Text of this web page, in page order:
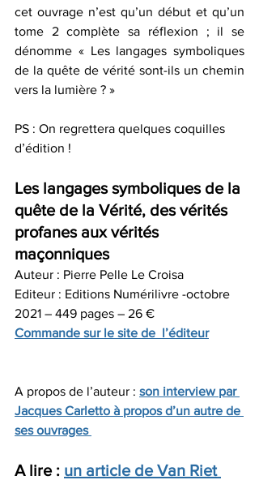
cet ouvrage n’est qu’un début et qu’un
tome 2 complète sa réflexion ; il se
dénomme « Les langages symboliques
de la quête de vérité sont-ils un chemin
vers la lumière ? »
PS : On regrettera quelques coquilles
d’édition !
Les langages symboliques de la
quête de la Vérité, des vérités
profanes aux vérités
maçonniques
Auteur : Pierre Pelle Le Croisa
Editeur : Editions Numérilivre -octobre
2021 – 449 pages – 26 €
Commande sur le site de  l’éditeur
A propos de l’auteur : son interview par
Jacques Carletto à propos d’un autre de
ses ouvrages
A lire : un article de Van Riet